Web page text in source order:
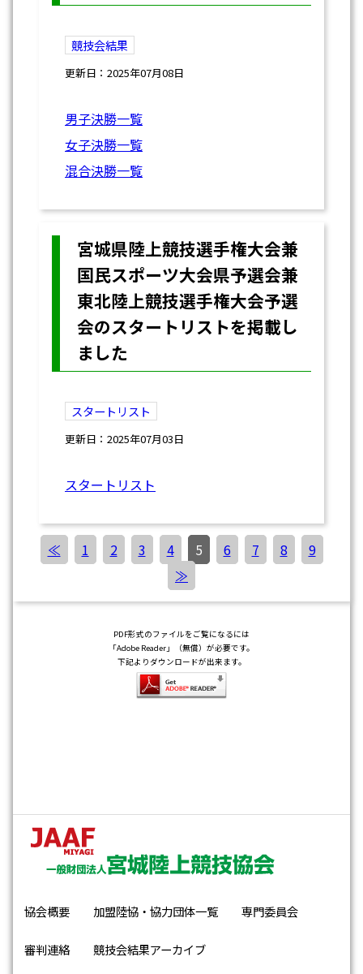
競技会結果
更新日：2025年07月08日
男子決勝一覧
女子決勝一覧
混合決勝一覧
宮城県陸上競技選手権大会兼
国民スポーツ大会県予選会兼
東北陸上競技選手権大会予選
会のスタートリストを掲載し
ました
スタートリスト
更新日：2025年07月03日
スタートリスト
≪ 1 2 3 4 5 6 7 8
9
≫
PDF形式のファイルをご覧になるには
「Adobe Reader」（無償）が必要です。
下記よりダウンロードが出来ます。
協会概要 加盟陸協・協力団体一覧 専門委員会
審判連絡 競技会結果アーカイブ